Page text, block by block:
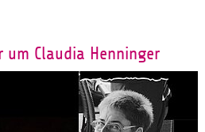
um Claudia Henninger